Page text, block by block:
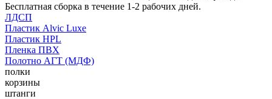
Бесплатная сборка в течение 1-2 рабочих дней.
ЛДСП
Пластик Alvic Luxe
Пластик HPL
Пленка ПВХ
Полотно АГТ (МДФ)
полки
корзины
штанги